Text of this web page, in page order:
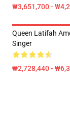
₩3,651,700 -
Queen Latifah
Singer
₩2,728,440 -